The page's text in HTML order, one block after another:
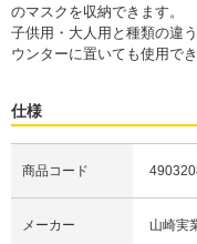
のマスクを収納できます。
子供用・大人用と種類の違
ウンターに置いても使用でき
仕様
商品コード
メーカー 山崎実